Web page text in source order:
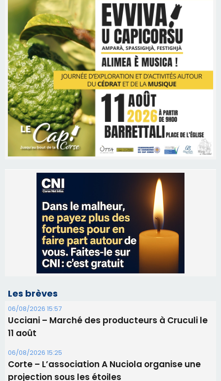
Les brèves
06/08/2026 15:57
Ucciani – Marché des producteurs à Cruculi le
06/08/2026 15:25
Corte – L’association A Nuciola organise une
06/08/2026 15:04
Alata - Soirée Tango Argentin au stade de San
Benedetto
05/08/2026 09:53
Biguglia : messe de la Sainte-Marie et
procession le 14 août